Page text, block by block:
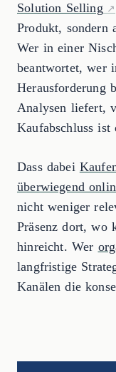
Solution Selling
Produkt, sondern
Wer in einer
beantwortet, wer
Herausforderung
Analysen liefert,
Kaufabschluss
Dass dabei
überwiegend
nicht weniger
Präsenz dort, wo
hinreicht. Wer
langfristige
Kanälen die